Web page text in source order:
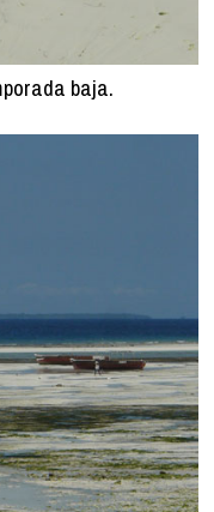
baja.